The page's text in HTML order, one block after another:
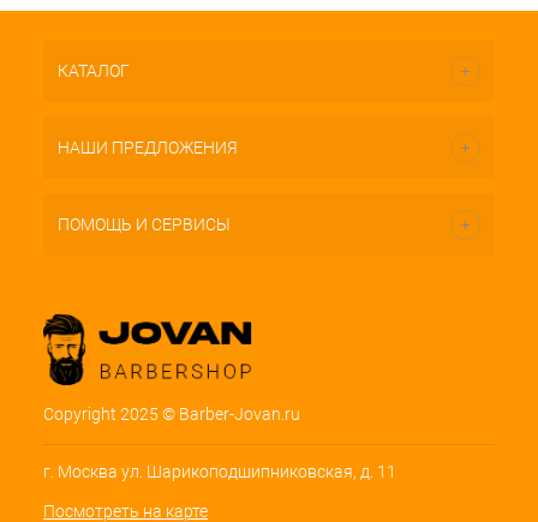
КАТАЛОГ
НАШИ ПРЕДЛОЖЕНИЯ
ПОМОЩЬ И СЕРВИСЫ
Copyright 2025 © Barber-Jovan.ru
г. Москва ул. Шарикоподшипниковская, д. 11
Посмотреть на карте